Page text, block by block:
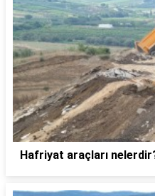
Hafriyat araçları